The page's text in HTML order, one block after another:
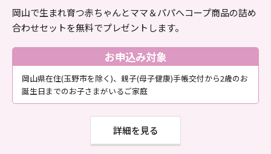
岡山で生まれ育つ赤ちゃんとママ＆パパへコープ商品の詰め
合わせセットを無料でプレゼントします。
お申込み対象
岡山県在住(玉野市を除く)、親子(母子健康)手帳交付から2歳のお
誕生日までのお子さまがいるご家庭
詳細を見る